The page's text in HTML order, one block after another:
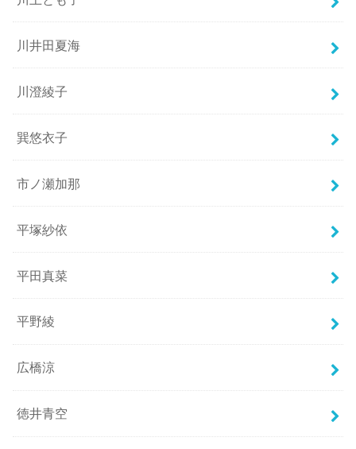
川井田夏海
川澄綾子
巽悠衣子
市ノ瀬加那
平塚紗依
平田真菜
平野綾
広橋涼
徳井青空